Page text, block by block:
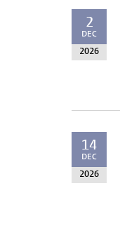
2
DEC
2026
14
DEC
2026